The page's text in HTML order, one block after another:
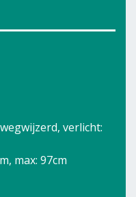
verlicht:
max: 97cm